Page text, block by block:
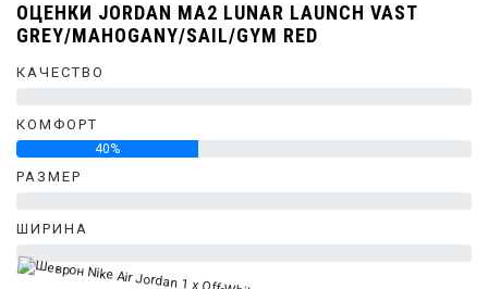
ОЦЕНКИ JORDAN MA2 LUNAR LAUNCH VAST
GREY/MAHOGANY/SAIL/GYM RED
КАЧЕСТВО
КОМФОРТ
40%
РАЗМЕР
ШИРИНА
0%